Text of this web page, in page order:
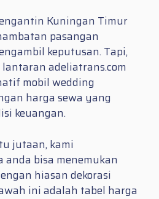
Kuningan Timur
pasangan
keputusan. Tapi,
adeliatrans.com
mobil wedding
harga sewa yang
keuangan.
jutaan, kami
anda bisa menemukan
hiasan dekorasi
ini adalah tabel harga